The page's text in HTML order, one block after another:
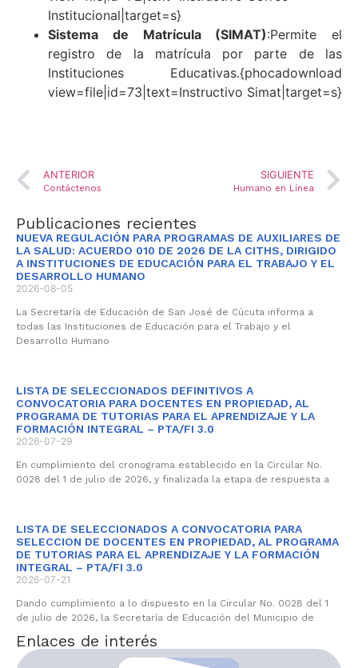
Institucional|target=s}
Sistema de Matrícula (SIMAT):Permite el
registro de la matrícula por parte de las
Instituciones Educativas.{phocadownload
view=file|id=73|text=Instructivo Simat|target=s}
ANTERIOR
Contáctenos
SIGUIENTE
Humano en Línea
Publicaciones recientes
NUEVA REGULACIÓN PARA PROGRAMAS DE AUXILIARES DE
LA SALUD: ACUERDO 010 DE 2026 DE LA CITHS, DIRIGIDO
A INSTITUCIONES DE EDUCACIÓN PARA EL TRABAJO Y EL
DESARROLLO HUMANO
2026-08-05
La Secretaría de Educación de San José de Cúcuta informa a
todas las Instituciones de Educación para el Trabajo y el
Desarrollo Humano
LISTA DE SELECCIONADOS DEFINITIVOS A
CONVOCATORIA PARA DOCENTES EN PROPIEDAD, AL
PROGRAMA DE TUTORIAS PARA EL APRENDIZAJE Y LA
FORMACIÓN INTEGRAL – PTA/FI 3.0
2026-07-29
En cumplimiento del cronograma establecido en la Circular No.
0028 del 1 de julio de 2026, y finalizada la etapa de respuesta a
LISTA DE SELECCIONADOS A CONVOCATORIA PARA
SELECCION DE DOCENTES EN PROPIEDAD, AL PROGRAMA
DE TUTORIAS PARA EL APRENDIZAJE Y LA FORMACIÓN
INTEGRAL – PTA/FI 3.0
2026-07-21
Dando cumplimiento a lo dispuesto en la Circular No. 0028 del 1
de julio de 2026, la Secretaría de Educación del Municipio de
Enlaces de interés